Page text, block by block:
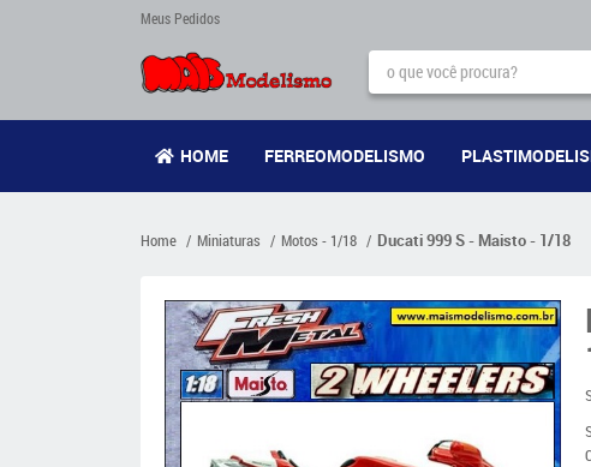
Meus Pedidos
HOME FERREOMODELISMO
Home Miniaturas Motos - 1/18 Ducati 999 S - Maisto - 1/18